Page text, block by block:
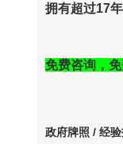
拥有超过17
免费咨询，
政府牌照 / 经